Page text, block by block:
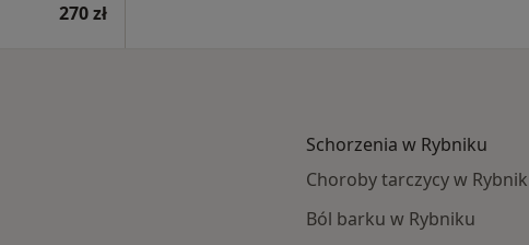
270 zł
Schorzenia w Rybniku
Choroby tarczycy w
Ból barku w Rybniku